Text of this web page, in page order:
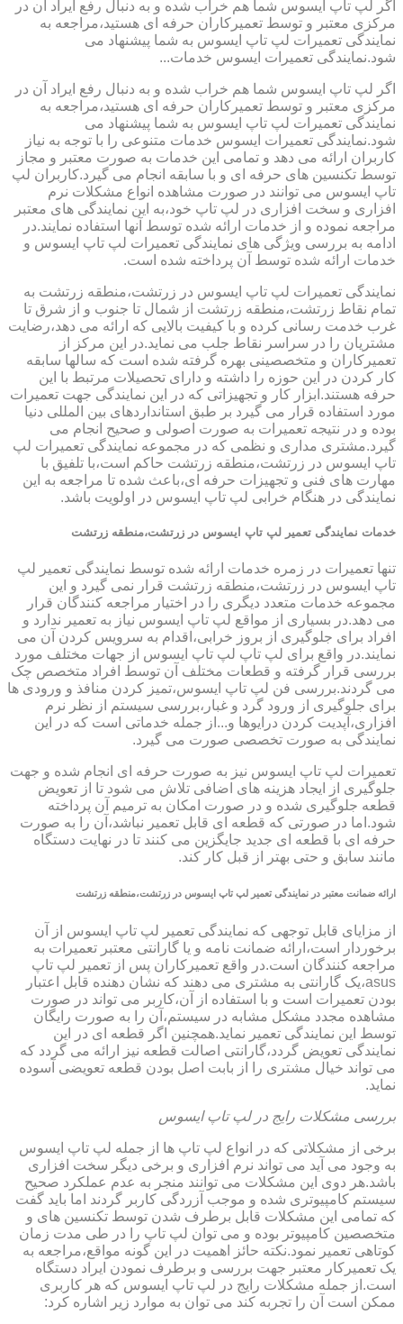
اگر لپ تاپ ایسوس شما هم خراب شده و به دنبال رفع ایراد آن در
مرکزی معتبر و توسط تعمیرکاران حرفه ای هستید،مراجعه به
نمایندگی تعمیرات لپ تاپ ایسوس به شما پیشنهاد می
شود.نمایندگی تعمیرات ایسوس خدمات...
اگر لپ تاپ ایسوس شما هم خراب شده و به دنبال رفع ایراد آن در
مرکزی معتبر و توسط تعمیرکاران حرفه ای هستید،مراجعه به
نمایندگی تعمیرات لپ تاپ ایسوس به شما پیشنهاد می
شود.نمایندگی تعمیرات ایسوس خدمات متنوعی را با توجه به نیاز
کاربران ارائه می دهد و تمامی این خدمات به صورت معتبر و مجاز
توسط تکنسین های حرفه ای و با سابقه انجام می گیرد.کاربران لپ
تاپ ایسوس می توانند در صورت مشاهده انواع مشکلات نرم
افزاری و سخت افزاری در لپ تاپ خود،به این نمایندگی های معتبر
مراجعه نموده و از خدمات ارائه شده توسط آنها استفاده نمایند.در
ادامه به بررسی ویژگی های نمایندگی تعمیرات لپ تاپ ایسوس و
خدمات ارائه شده توسط آن پرداخته شده است.
نمایندگی تعمیرات لپ تاپ ایسوس در زرتشت،منطقه زرتشت به
تمام نقاط زرتشت،منطقه زرتشت از شمال تا جنوب و از شرق تا
غرب خدمت رسانی کرده و با کیفیت بالایی که ارائه می دهد،رضایت
مشتریان را در سراسر نقاط جلب می نماید.در این مرکز از
تعمیرکاران و متخصصینی بهره گرفته شده است که سالها سابقه
کار کردن در این حوزه را داشته و دارای تحصیلات مرتبط با این
حرفه هستند.ابزار کار و تجهیزاتی که در این نمایندگی جهت تعمیرات
مورد استفاده قرار می گیرد بر طبق استانداردهای بین المللی دنیا
بوده و در نتیجه تعمیرات به صورت اصولی و صحیح انجام می
گیرد.مشتری مداری و نظمی که در مجموعه نمایندگی تعمیرات لپ
تاپ ایسوس در زرتشت،منطقه زرتشت حاکم است،با تلفیق با
مهارت های فنی و تجهیزات حرفه ای،باعث شده تا مراجعه به این
نمایندگی در هنگام خرابی لپ تاپ ایسوس در اولویت باشد.
خدمات نمایندگی تعمیر لپ تاپ ایسوس در زرتشت،منطقه زرتشت
تنها تعمیرات در زمره خدمات ارائه شده توسط نمایندگی تعمیر لپ
تاپ ایسوس در زرتشت،منطقه زرتشت قرار نمی گیرد و این
مجموعه خدمات متعدد دیگری را در اختیار مراجعه کنندگان قرار
می دهد.در بسیاری از مواقع لپ تاپ ایسوس نیاز به تعمیر ندارد و
افراد برای جلوگیری از بروز خرابی،اقدام به سرویس کردن آن می
نمایند.در واقع برای لپ تاپ لپ تاپ ایسوس از جهات مختلف مورد
بررسی قرار گرفته و قطعات مختلف آن توسط افراد متخصص چک
می گردند.بررسی فن لپ تاپ ایسوس،تمیز کردن منافذ و ورودی ها
برای جلوگیری از ورود گرد و غبار،بررسی سیستم از نظر نرم
افزاری،آپدیت کردن درایوها و...از جمله خدماتی است که در این
نمایندگی به صورت تخصصی صورت می گیرد.
تعمیرات لپ تاپ ایسوس نیز به صورت حرفه ای انجام شده و جهت
جلوگیری از ایجاد هزینه های اضافی تلاش می شود تا از تعویض
قطعه جلوگیری شده و در صورت امکان به ترمیم آن پرداخته
شود.اما در صورتی که قطعه ای قابل تعمیر نباشد،آن را به صورت
حرفه ای با قطعه ای جدید جایگزین می کنند تا در نهایت دستگاه
مانند سابق و حتی بهتر از قبل کار کند.
ارائه ضمانت معتبر در نمایندگی تعمیر لپ تاپ ایسوس در زرتشت،منطقه زرتشت
از مزایای قابل توجهی که نمایندگی تعمیر لپ تاپ ایسوس از آن
برخوردار است،ارائه ضمانت نامه و یا گارانتی معتبر تعمیرات به
مراجعه کنندگان است.در واقع تعمیرکاران پس از تعمیر لپ تاپ
asus،یک گارانتی به مشتری می دهند که نشان دهنده قابل اعتبار
بودن تعمیرات است و با استفاده از آن،کاربر می تواند در صورت
مشاهده مجدد مشکل مشابه در سیستم،آن را به صورت رایگان
توسط این نمایندگی تعمیر نماید.همچنین اگر قطعه ای در این
نمایندگی تعویض گردد،گارانتی اصالت قطعه نیز ارائه می گردد که
می تواند خیال مشتری را از بابت اصل بودن قطعه تعویضی آسوده
نماید.
بررسی مشکلات رایج در لپ تاپ ایسوس
برخی از مشکلاتی که در انواع لپ تاپ ها از جمله لپ تاپ ایسوس
به وجود می آید می تواند نرم افزاری و برخی دیگر سخت افزاری
باشد.هر دوی این مشکلات می توانند منجر به عدم عملکرد صحیح
سیستم کامپیوتری شده و موجب آزردگی کاربر گردند اما باید گفت
که تمامی این مشکلات قابل برطرف شدن توسط تکنسین های و
متخصصین کامپیوتر بوده و می توان لپ تاپ را در طی مدت زمان
کوتاهی تعمیر نمود.نکته حائز اهمیت در این گونه مواقع،مراجعه به
یک تعمیرکار معتبر جهت بررسی و برطرف نمودن ایراد دستگاه
است.از جمله مشکلات رایج در لپ تاپ ایسوس که هر کاربری
ممکن است آن را تجربه کند می توان به موارد زیر اشاره کرد: